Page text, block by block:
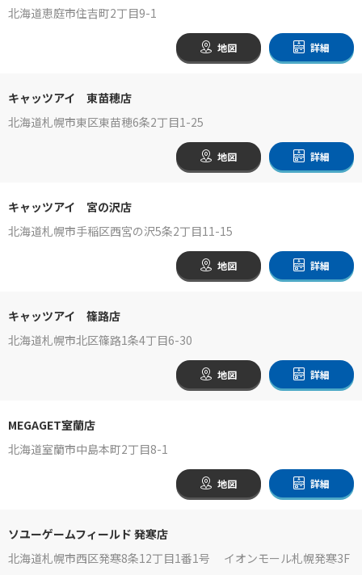
北海道恵庭市住吉町2丁目9-1
地図 詳細
キャッツアイ 東苗穂店
北海道札幌市東区東苗穂6条2丁目1-25
地図 詳細
キャッツアイ 宮の沢店
北海道札幌市手稲区西宮の沢5条2丁目11-15
地図 詳細
キャッツアイ 篠路店
北海道札幌市北区篠路1条4丁目6-30
地図 詳細
MEGAGET室蘭店
北海道室蘭市中島本町2丁目8-1
地図 詳細
ソユーゲームフィールド 発寒店
北海道札幌市西区発寒8条12丁目1番1号 イオンモール札幌発寒3F